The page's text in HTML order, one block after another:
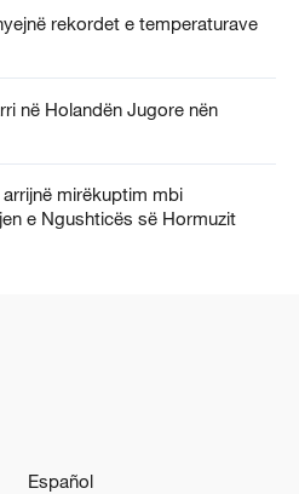
rekordet e temperaturave
në Holandën Jugore nën
mirëkuptim mbi
e Ngushticës së Hormuzit
Español